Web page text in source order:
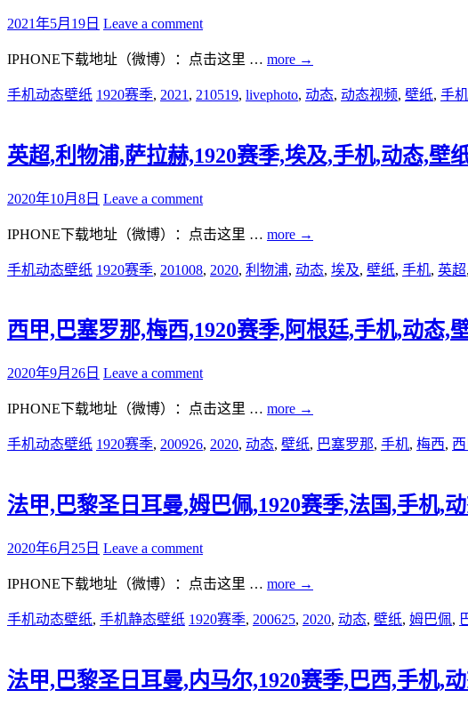
2021年5月19日 Leave a comment
IPHONE下载地址（微博）：点击这里 … more →
手机动态壁纸 1920赛季, 2021 , 210519, livephoto, 动态, 动态视频, 壁纸, 手机
英超,利物浦,萨拉赫,1920赛季,埃及,手机,动态,壁
2020年10月8日 Leave a comment
IPHONE下载地址（微博）：点击这里 … more →
手机动态壁纸 1920赛季, 201008, 2020, 利物浦, 动态, 埃及, 壁纸, 手机, 英超,
西甲,巴塞罗那,梅西,1920赛季,阿根廷,手机,动态,
2020年9月26日 Leave a comment
IPHONE下载地址（微博）：点击这里 … more →
手机动态壁纸 1920赛季, 200926, 2020, 动态, 壁纸, 巴塞罗那, 手机, 梅西,
法甲,巴黎圣日耳曼,姆巴佩,1920赛季,法国,手机,动
2020年6月25日 Leave a comment
IPHONE下载地址（微博）：点击这里 … more →
手机动态壁纸, 手机静态壁纸 1920赛季, 200625, 2020, 动态, 壁纸, 姆巴佩,
法甲,巴黎圣日耳曼,内马尔,1920赛季,巴西,手机,动